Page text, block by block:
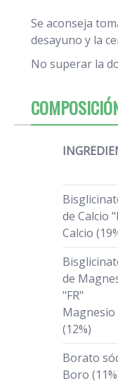
Se aconseja
desayuno y la
No superar la
de Calcio
Calcio
de
"FR"
Magnesio
(12%)
Borato
Boro